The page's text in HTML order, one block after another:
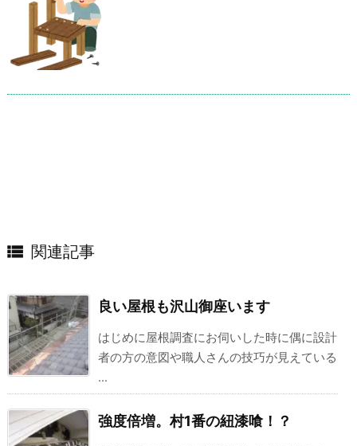
 関連記事
良い屋根も沢山御座います
はじめに屋根調査にお伺いした時に偶に設計
者の方の意図や職人さんの技巧が見えている
...
強度倍増。村1番の紐漆喰！？